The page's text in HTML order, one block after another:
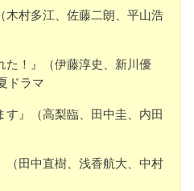
木村多江、佐藤二朗、平山浩
た！』（伊藤淳史、新川優
ドラマ
す』（高梨臨、田中圭、内田
（田中直樹、浅香航大、中村